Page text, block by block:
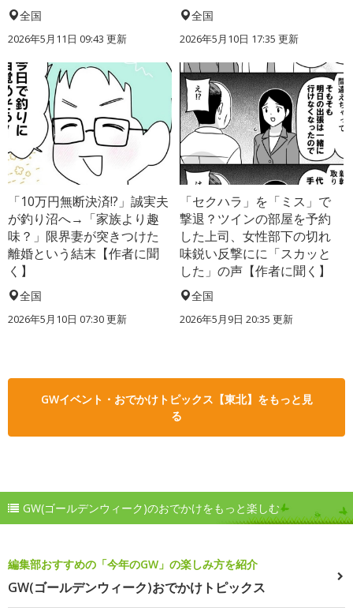
全国
2026年5月11日 09:43 更新
全国
2026年5月10日 17:35 更新
「10万円無断決済!?」誠実夫
が釣り沼へ→「家族より趣
味？」限界妻が突きつけた
離婚という結末【作者に聞
く】
全国
2026年5月10日 07:30 更新
「セクハラ」を「ミス」で
撃退？ツインの部屋を予約
した上司、女性部下の切れ
味鋭い反撃にに「スカッと
した」の声【作者に聞く】
全国
2026年5月9日 20:35 更新
GWイベント・おでかけトピックス【東北】をもっと見
る
GW(ゴールデンウィーク)のおでかけをもっと楽しむ
編集部おすすめの「今年のGW」の楽しみ方を紹介
GW(ゴールデンウィーク)おでかけトピックス